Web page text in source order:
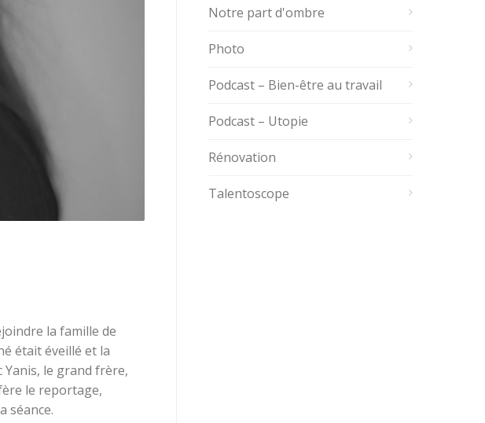
la famille de
était éveillé et la
le grand frère,
le reportage,
séance.
Notre part d'ombre
Photo
Podcast – Bien-être au travail
Podcast – Utopie
Rénovation
Talentoscope